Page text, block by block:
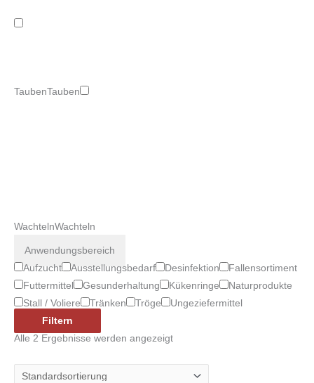
TaubenTauben
WachtelnWachteln
Anwendungsbereich
Aufzucht
Ausstellungsbedarf Desinfektion
Fallensortiment
Futtermittel
Gesunderhaltung Kükenringe
Naturprodukte
Stall / Voliere
Tränken Tröge
Ungeziefermittel
Filtern
Alle 2 Ergebnisse werden angezeigt